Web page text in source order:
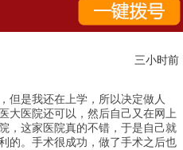
三小时前
但是我还在上学，所以决定做人
大医院还可以，然后自己又在网上
，这家医院真的不错，于是自己就
的。手术很成功，做了手术之后也